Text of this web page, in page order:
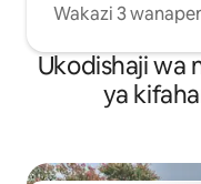
Wakazi 3
Ukodishaji wa
ya